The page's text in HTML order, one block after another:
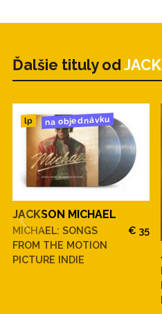
Ďalšie tituly od
lp na objednávku
JACKSON MICHAEL
MICHAEL: SONGS
FROM THE MOTION
PICTURE INDIE
€ 35